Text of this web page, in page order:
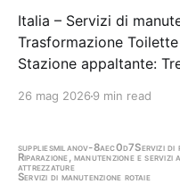
Italia – Servizi di
Trasformazione
Stazione appaltante:
26 mag 2026 9 min read
suppliesmilanov-8aec0d7Servizi di
Riparazione, manutenzione e
attrezzature
Servizi di manutenzione rotaie